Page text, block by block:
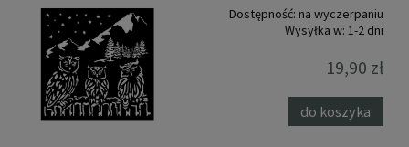
Dostępność: na wyczerpaniu
Wysyłka w: 1-2 dni
19,90 zł
do koszyka